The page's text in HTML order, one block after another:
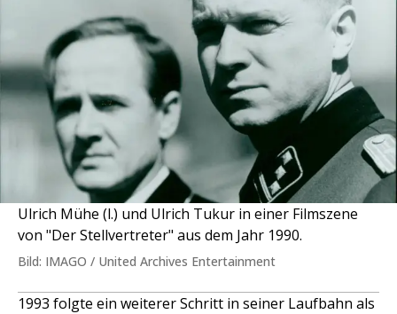
Ulrich Mühe (l.) und Ulrich Tukur in einer Filmszene
von "Der Stellvertreter" aus dem Jahr 1990.
Bild: IMAGO / United Archives Entertainment
1993 folgte ein weiterer Schritt in seiner Laufbahn als